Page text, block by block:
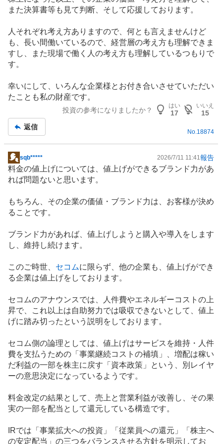
また決算書等も見て判断、そして応援しております。
人それぞれ考え方ありますので、何とも言えませんけど
も、長い間働いているので、経営層の考え方も理解できま
すし、また現場で働く人の考え方も理解しているつもりで
す。
幸いにして、いろんな企業様とお付き合いさせていただい
たことも私の財産です。
投資の参考になりましたか？
はい
17
いいえ
15
返信
No.18874
掲
示
板
事
sqb***** 2026/7/11 11:41報告
料金の値上げについては、値上げができるブランド力があ
れば問題ないと思います。
もちろん、その企業の価値・ブランド力は、お客様が決め
ることです。
ブランド力があれば、値上げしようと購入や導入をします
し、維持し続けます。
このご時世、 セコムに限らず、他の企業も、値上げができ
る企業は値上げをしております。
セコムのアナウンスでは、人件費やエネルギーコストの上
昇で、これ以上は自助努力では吸収できないとして、値上
げに踏み切ったという説明をしております。
セコム側の論理としては、値上げはサービスを維持・人件
費を支払うための「事業継続コストの補填」、増配は稼い
だ利益の一部を株主に戻す「資本政策」という、別レイヤ
ーの意思決定になっているようです。
料金改定の結果として、売上と営業利益が改善し、その果
実の一部を配当として還元している構造です。
IRでは「事業拡大への投資」「従業員への還元」「株主へ
の安定配当」の三つをバランスさせる方針を明示してお